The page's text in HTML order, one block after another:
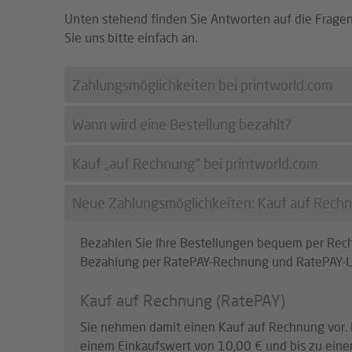
Unten stehend finden Sie Antworten auf die
Sie uns bitte einfach an.
Zahlungsmöglichkeiten bei printworld.com
Ihre Bestellungen bei printworld.com können
Auftrag in Fertigung.
Alternativ können Sie eine Bezahlung per
geändert angezeigte Zahlungsoption "vom
Wann wird eine Bestellung bezahlt?
Die Bezahlung Ihres Druckproduktes erfolgt
Druckproduktes geeignet sind und einer
Kauf „auf Rechnung" bei printworld.com
Für unsere Geschäftskunden der Druck- und
Neue Zahlungsmöglichkeiten: Kauf auf
Bezahlen Sie Ihre Bestellungen bequem per
Bezahlung per RatePAY-Rechnung und
Kauf auf Rechnung (RatePAY)
Sie nehmen damit einen Kauf auf Rechnung
einem Einkaufswert von 10,00 € und bis zu